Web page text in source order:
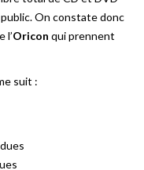
On constate donc
l’Oricon qui prennent
suit :